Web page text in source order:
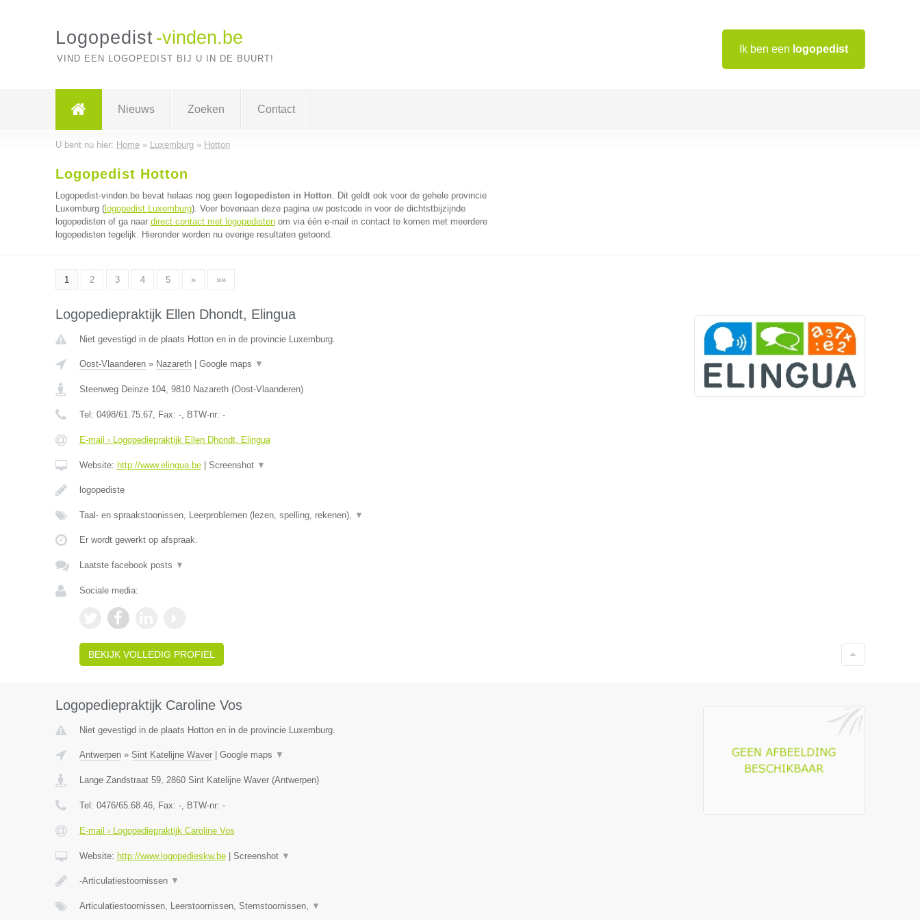
Ik ben een logopedist
Logopedist -vinden.be
VIND EEN LOGOPEDIST BIJ U IN DE BUURT!
Nieuws Zoeken Contact
U bent nu hier: Home» Luxemburg» Hotton
Logopedist Hotton
Logopedist-vinden.be bevat helaas nog geen logopedisten in Hotton. Dit geldt ook voor de gehele provincie
Luxemburg (logopedist Luxemburg). Voer bovenaan deze pagina uw postcode in voor de dichtstbijzijnde
logopedisten of ga naar direct contact met logopedistenom via één e-mail in contact te komen met meerdere
logopedisten tegelijk. Hieronder worden nu overige resultaten getoond.
1 2 3 4 5 » »»
Logopediepraktijk Ellen Dhondt, Elingua
Niet gevestigd in de plaats Hotton en in de provincie Luxemburg.
Oost-Vlaanderen» Nazareth| Google maps ▼
Steenweg Deinze 104, 9810 Nazareth(Oost-Vlaanderen)
Tel: 0498/61.75.67, Fax: -, BTW-nr: -
E-mail › Logopediepraktijk Ellen Dhondt, Elingua
Website: http://www.elingua.be| Screenshot ▼
logopediste
Taal- en spraakstoonissen, Leerproblemen (lezen, spelling, rekenen), ▼
Er wordt gewerkt op afspraak.
Laatste facebook posts ▼
Sociale media:
BEKIJK VOLLEDIG PROFIEL
Logopediepraktijk Caroline Vos
Niet gevestigd in de plaats Hotton en in de provincie Luxemburg.
Antwerpen» Sint Katelijne Waver| Google maps ▼
Lange Zandstraat 59, 2860 Sint Katelijne Waver(Antwerpen)
Tel: 0476/65.68.46, Fax: -, BTW-nr: -
E-mail › Logopediepraktijk Caroline Vos
Website: http://www.logopedieskw.be| Screenshot ▼
-Articulatiestoornissen ▼
Articulatiestoornissen, Leerstoornissen, Stemstoornissen, ▼